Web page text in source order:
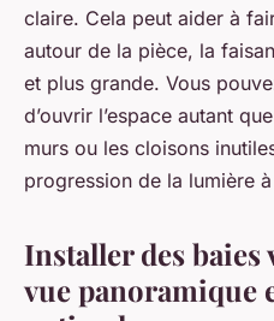
claire. Cela peut aider à
autour de la pièce, la
et plus grande. Vous
d’ouvrir l’espace autant
murs ou les cloisons
progression de la lumière
Installer des
vue panoramique